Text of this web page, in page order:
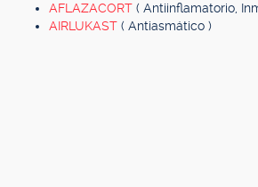
AFLAZACORT ( Antiinflamatorio,
AIRLUKAST ( Antiasmático )